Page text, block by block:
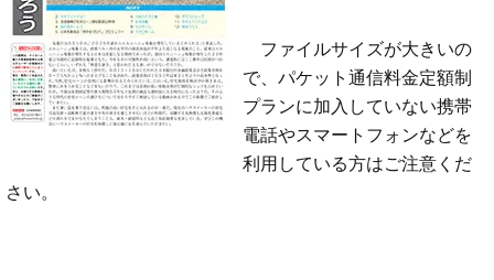
ファイルサイズが大きいの
で、パケット通信料金定額制
プランに加入していない携帯
電話やスマートフォンなどを
利用している方はご注意くだ
さい。